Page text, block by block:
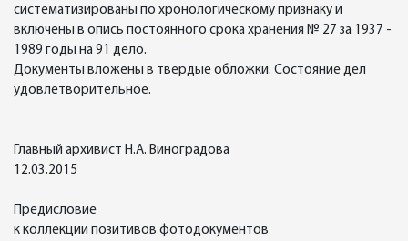
систематизированы по хронологическому признаку и
включены в опись постоянного срока хранения № 27 за 1937 -
1989 годы на 91 дело.
Документы вложены в твердые обложки. Состояние дел
удовлетворительное.
Главный архивист Н.А. Виноградова
12.03.2015
Предисловие
к коллекции позитивов фотодокументов